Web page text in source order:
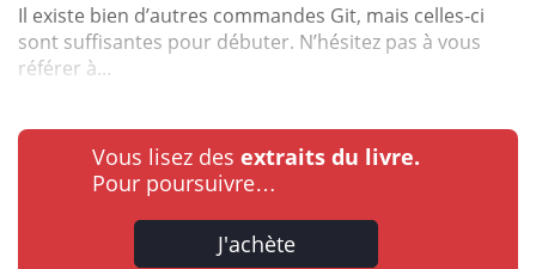
Il existe bien d’autres commandes Git, mais celles-ci
sont suffisantes pour débuter. N’hésitez pas à vous
référer à...
Vous lisez des extraits du livre.
Pour poursuivre…
J'achète